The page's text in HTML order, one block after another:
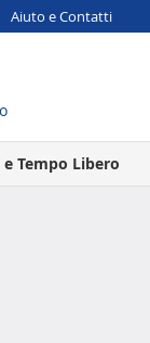
Aiuto e Contatti
e Tempo Libero